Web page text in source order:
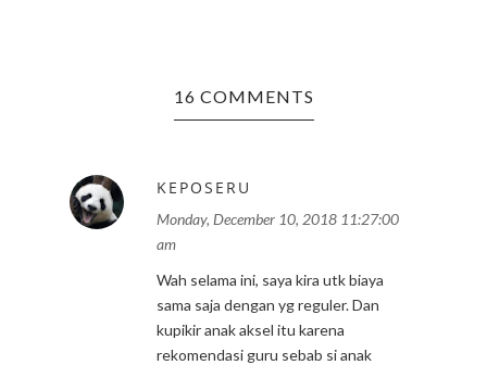
16 COMMENTS
KEPOSERU
Monday, December 10, 2018 11:27:00
am
Wah selama ini, saya kira utk biaya
sama saja dengan yg reguler. Dan
kupikir anak aksel itu karena
rekomendasi guru sebab si anak